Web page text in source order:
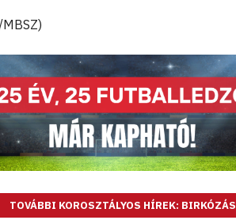
TOVÁBBI KOROSZTÁLYOS HÍREK: BIRKÓZÁS